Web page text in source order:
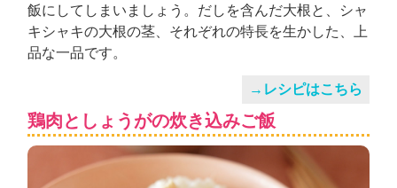
飯にしてしまいましょう。だしを含んだ大根と、シャ
キシャキの大根の茎、それぞれの特長を生かした、上
品な一品です。
→レシピはこちら
鶏肉としょうがの炊き込みご飯